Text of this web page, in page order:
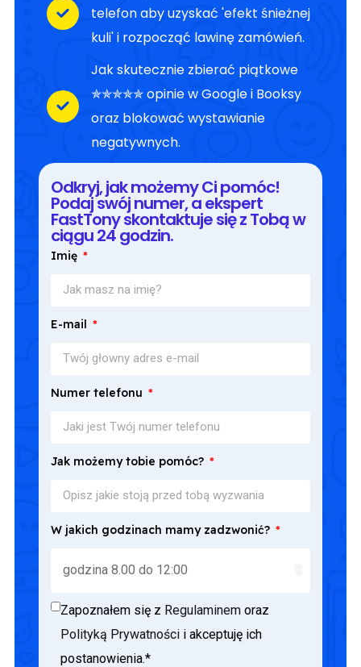
telefon aby uzyskać 'efekt śnieżnej
kuli' i rozpocząć lawinę zamówień.
Jak skutecznie zbierać piątkowe
✯✯✯✯✯ opinie w Google i Booksy
oraz blokować wystawianie
negatywnych.
Odkryj, jak możemy Ci pomóc!
Podaj swój numer, a ekspert
FastTony skontaktuje się z Tobą w
ciągu 24 godzin.
Imię
E-mail
Numer telefonu
Jak możemy tobie pomóc?
W jakich godzinach mamy zadzwonić?
Zapoznałem się z Regulaminem oraz
Polityką Prywatności i akceptuję ich
postanowienia.*